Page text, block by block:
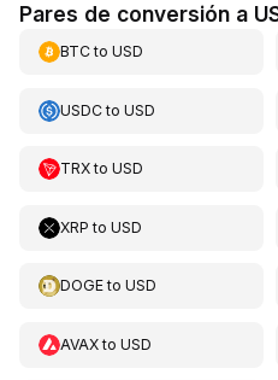
Pares de conversión a
BTCto USD
USDCto USD
TRXto USD
XRP to USD
DOGEto USD
AVAXto USD